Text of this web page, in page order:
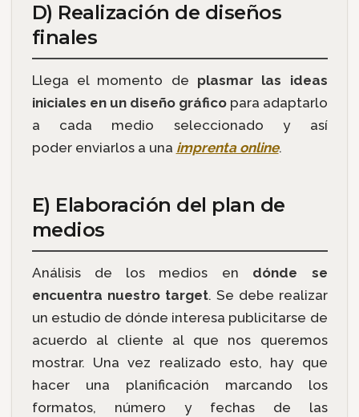
D) Realización de diseños
finales
Llega el momento de plasmar las ideas
iniciales en un diseño gráficopara adaptarlo
a cada medio seleccionado y así
poder enviarlos a una imprenta online.
E) Elaboración del plan de
medios
Análisis de los medios en dónde se
encuentra nuestro target. Se debe realizar
un estudio de dónde interesa publicitarse de
acuerdo al cliente al que nos queremos
mostrar. Una vez realizado esto, hay que
hacer una planificación marcando los
formatos, número y fechas de las